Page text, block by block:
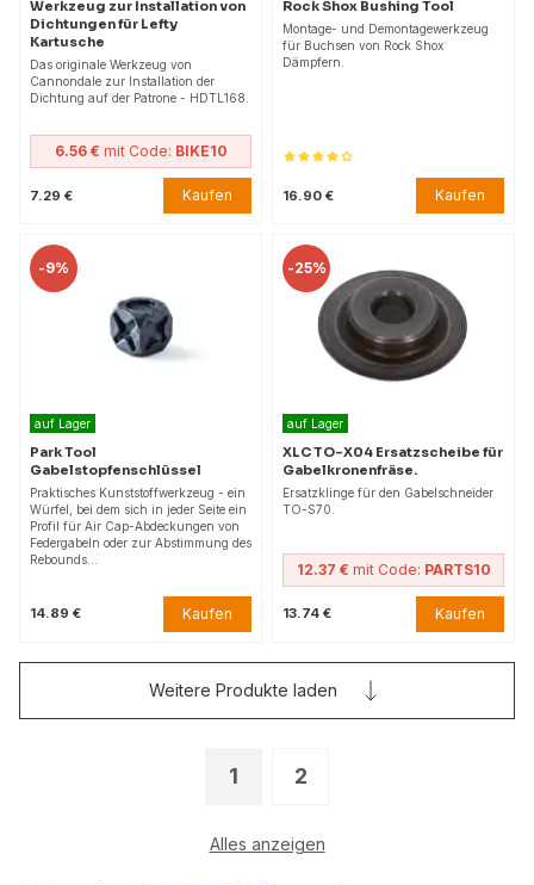
Werkzeug zur Installation von
Dichtungen für Lefty
Kartusche
Das originale Werkzeug von
Cannondale zur Installation der
Dichtung auf der Patrone - HDTL168.
6.56 € mit Code: BIKE10
7.29 € Kaufen
Rock Shox Bushing Tool
Montage- und Demontagewerkzeug
für Buchsen von Rock Shox
Dämpfern.
16.90 € Kaufen
-9%
auf Lager
Park Tool
Gabelstopfenschlüssel
Praktisches Kunststoffwerkzeug - ein
Würfel, bei dem sich in jeder Seite ein
Profil für Air Cap-Abdeckungen von
Federgabeln oder zur Abstimmung des
Rebounds…
14.89 € Kaufen
-25%
auf Lager
XLC TO-X04 Ersatzscheibe für
Gabelkronenfräse.
Ersatzklinge für den Gabelschneider
TO-S70.
12.37 € mit Code: PARTS10
13.74 € Kaufen
1 2
Alles anzeigen
Weitere Produkte laden